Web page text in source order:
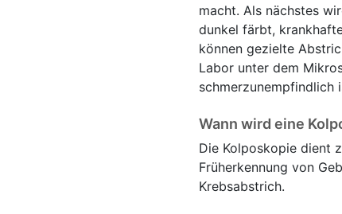
macht. Als nächstes
dunkel färbt,
können gezielte
Labor unter dem
schmerzunempfindlich
Wann wird eine
Die Kolposkopie dient
Früherkennung von
Krebsabstrich.